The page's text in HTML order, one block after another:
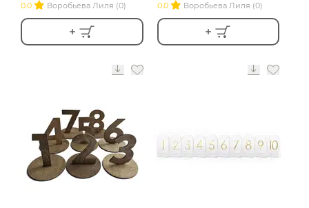
0.0
Воробьева Лиля (0)
0.0
Воробьева Лиля (0)